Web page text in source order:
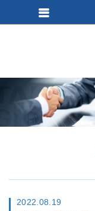
2022.08.19